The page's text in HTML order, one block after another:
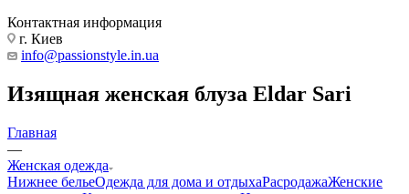
Контактная информация
г. Киев
info@passionstyle.in.ua
Изящная женская блуза Eldar Sari
Главная
—
Женская одежда
Нижнее бельеОдежда для дома и отдыхаРасродажаЖенские